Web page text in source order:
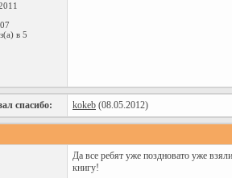
в 5
cпасибо: kokeb (08.05.2012)
Да все ребят уже поздновато уже
книгу!